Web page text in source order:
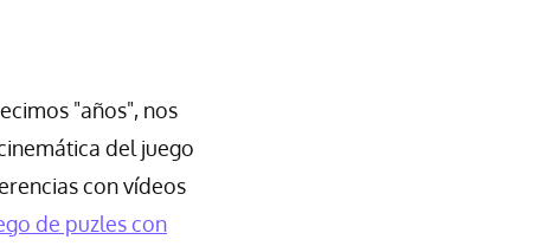
"años", nos
del juego
con vídeos
de puzles con